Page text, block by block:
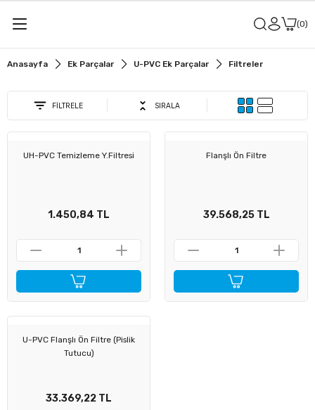
Vanaları
Vanaları
Küresel Su Vanaları
Küresel Asit Vanaları
Kelebek Su Vanaları
Kelebek Asit Vanaları
0
Anasayfa Ek Parçalar U-PVC Ek Parçalar Filtreler
FİLTRELE SIRALA
UH-PVC Temizleme Y.Filtresi
1.450,84 TL
Flanşlı Ön Filtre
39.568,25 TL
U-PVC Flanşlı Ön Filtre (Pislik
Tutucu)
33.369,22 TL